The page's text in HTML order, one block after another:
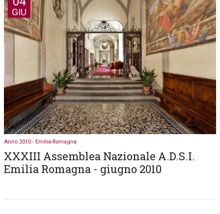
GIU
Anno 2010 - Emilia-Romagna
XXXIII Assemblea Nazionale A.D.S.I.
Emilia Romagna - giugno 2010